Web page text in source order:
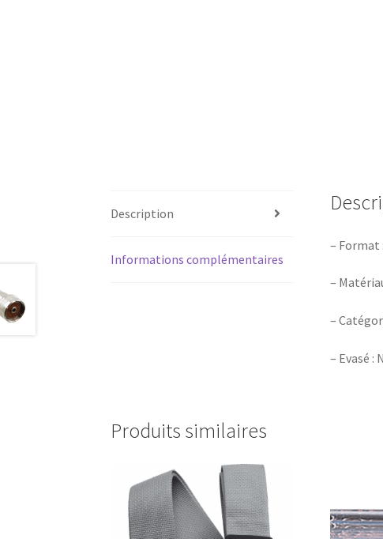
Description
Informations complémentaires
– Format
–
–
– Evasé :
Produits similaires